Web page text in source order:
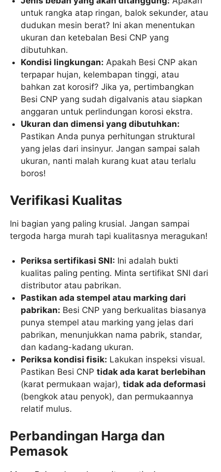
untuk rangka atap ringan, balok sekunder, atau
dudukan mesin berat? Ini akan menentukan
ukuran dan ketebalan Besi CNP yang
dibutuhkan.
Kondisi lingkungan: Apakah Besi CNP akan
terpapar hujan, kelembapan tinggi, atau
bahkan zat korosif? Jika ya, pertimbangkan
Besi CNP yang sudah digalvanis atau siapkan
anggaran untuk perlindungan korosi ekstra.
Ukuran dan dimensi yang dibutuhkan:
Pastikan Anda punya perhitungan struktural
yang jelas dari insinyur. Jangan sampai salah
ukuran, nanti malah kurang kuat atau terlalu
boros!
Verifikasi Kualitas
Ini bagian yang paling krusial. Jangan sampai
tergoda harga murah tapi kualitasnya meragukan!
Periksa sertifikasi SNI: Ini adalah bukti
kualitas paling penting. Minta sertifikat SNI dari
distributor atau pabrikan.
Pastikan ada stempel atau marking dari
pabrikan: Besi CNP yang berkualitas biasanya
punya stempel atau marking yang jelas dari
pabrikan, menunjukkan nama pabrik, standar,
dan kadang-kadang ukuran.
Periksa kondisi fisik: Lakukan inspeksi visual.
Pastikan Besi CNPtidak ada karat berlebihan
(karat permukaan wajar),tidak ada deformasi
(bengkok atau penyok), dan permukaannya
relatif mulus.
Perbandingan Harga dan
Pemasok